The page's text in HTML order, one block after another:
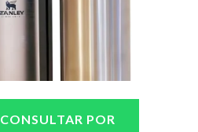
CONSULTAR POR